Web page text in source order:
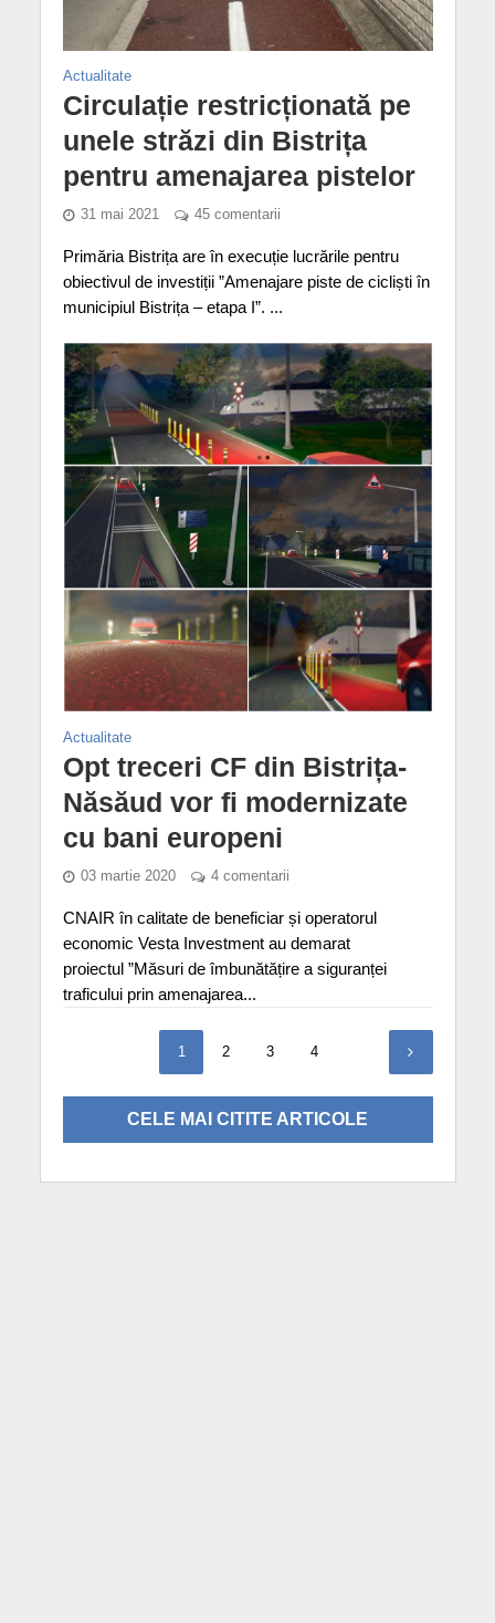
Actualitate
Circulație restricționată pe
unele străzi din Bistrița
pentru amenajarea pistelor
31 mai 2021 45 comentarii
Primăria Bistrița are în execuție lucrările pentru
obiectivul de investiții ”Amenajare piste de cicliști în
municipiul Bistrița – etapa I”. ...
Actualitate
Opt treceri CF din Bistrița-
Năsăud vor fi modernizate
cu bani europeni
03 martie 2020 4 comentarii
CNAIR în calitate de beneficiar și operatorul
economic Vesta Investment au demarat
proiectul ”Măsuri de îmbunătățire a siguranței
traficului prin amenajarea...
1 2 3 4
CELE MAI CITITE ARTICOLE